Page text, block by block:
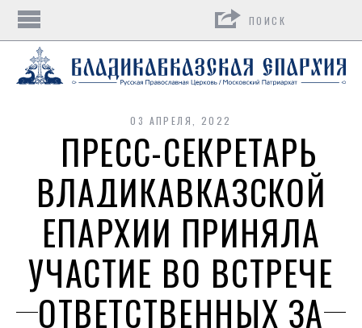
03 АПРЕЛЯ, 2022
ПРЕСС-СЕКРЕТАРЬ
ВЛАДИКАВКАЗСКОЙ
ЕПАРХИИ ПРИНЯЛА
УЧАСТИЕ ВО ВСТРЕЧЕ
ОТВЕТСТВЕННЫХ ЗА